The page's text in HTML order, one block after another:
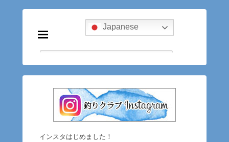
インスタはじめました！